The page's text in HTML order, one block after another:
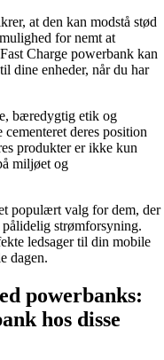
at den kan modstå stød
for nemt at
Charge powerbank kan
dine enheder, når du har
bæredygtig etik og
deres position
produkter er ikke kun
miljøet og
populært valg for dem, der
strømforsyning.
ledsager til din mobile
dagen.
powerbanks:
hos disse